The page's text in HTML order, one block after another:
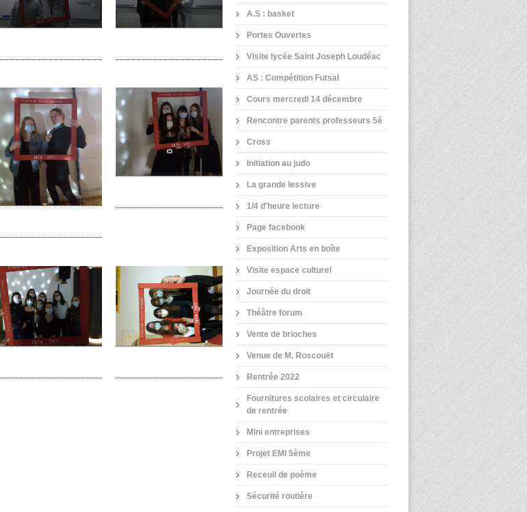
A.S : basket
Portes Ouvertes
Visite lycée Saint Joseph Loudéac
AS : Compétition Futsal
Cours mercredi 14 décembre
Rencontre parents professeurs 5è
Cross
Initiation au judo
La grande lessive
1/4 d'heure lecture
Page facebook
Exposition Arts en boîte
Visite espace culturel
Journée du droit
Théâtre forum
Vente de brioches
Venue de M. Roscouët
Rentrée 2022
Fournitures scolaires et circulaire
de rentrée
Mini entreprises
Projet EMI 5ème
Receuil de poème
Sécurité routière